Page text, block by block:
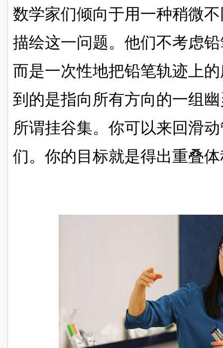
数学家们倾向于用一种稍微
描绘这一问题。他们不考虑
而是一次性地把铅笔轨迹上
到的是指向所有方向的一组
所谓挂谷集。你可以来回滑
们。你的目标就是得出重叠